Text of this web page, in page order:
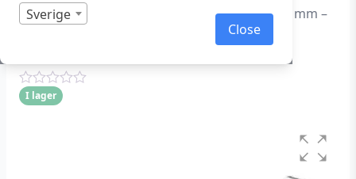
Sverige
Close
Garderobslampa LED med rörelsesensor, 400 mm –
Betygsatt
1
0 I lager